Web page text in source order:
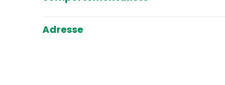
Adresse